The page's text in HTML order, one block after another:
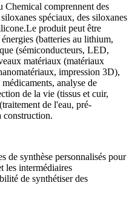
comprennent des
spéciaux, des siloxanes
produit peut être
(batteries au lithium,
(sémiconducteurs, LED,
matériaux (matériaux
impression 3D),
analyse de
de la vie (tissus et cuir,
de l'eau, pré-
construction.
de synthèse personnalisés pour
les intermédiaires
de synthétiser des